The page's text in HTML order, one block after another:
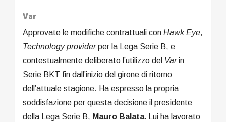
Var
Approvate le modifiche contrattuali con Hawk Eye,
Technology providerper la Lega Serie B, e
contestualmente deliberato l’utilizzo del Varin
Serie BKT fin dall’inizio del girone di ritorno
dell’attuale stagione. Ha espresso la propria
soddisfazione per questa decisione il presidente
della Lega Serie B, Mauro Balata. Lui ha lavorato